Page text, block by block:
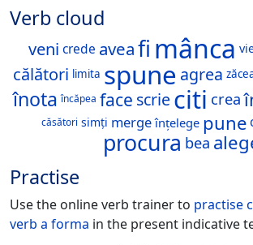
Verb cloud
veni crede aveafi mânca
călători limita spune agrea
înota încăpea face scrie citi crea
căsători simți merge înțelege pune
procura bea
Practise
Use the online verb trainer to practise
verb a forma in the present indicative